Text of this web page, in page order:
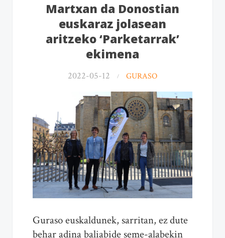
Martxan da Donostian
euskaraz jolasean
aritzeko ‘Parketarrak’
ekimena
2022-05-12 GURASO
Guraso euskaldunek, sarritan, ez dute
behar adina baliabide seme-alabekin